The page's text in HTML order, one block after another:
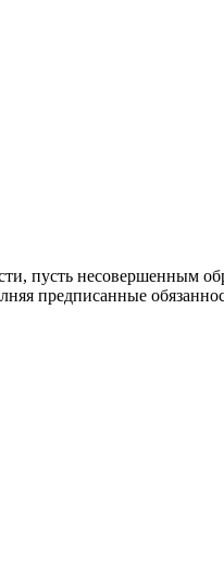
пусть несовершенным
предписанные